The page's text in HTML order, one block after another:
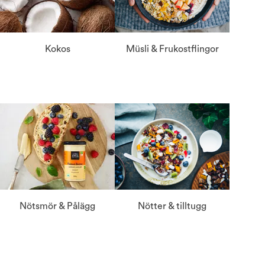
Kokos Müsli & Frukostflingor
Nötsmör & Pålägg Nötter & tilltugg